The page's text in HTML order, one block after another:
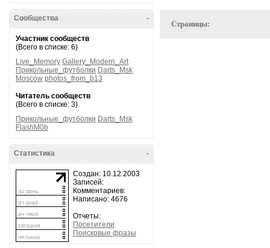
-
Сообщества
Участник сообществ
(Всего в списке: 6)
Live_Memory Gallery_Modern_Art
Прикольные_футболки Darts_Msk
Moscow photos_from_b13
Читатель сообществ
(Всего в списке: 3)
Прикольные_футболки Darts_Msk
FlashM0b
-
Статистика
Создан: 10.12.2003
Записей:
Комментариев:
Написано: 4676
Отчеты:
Посетители
Поисковые фразы
Страницы: